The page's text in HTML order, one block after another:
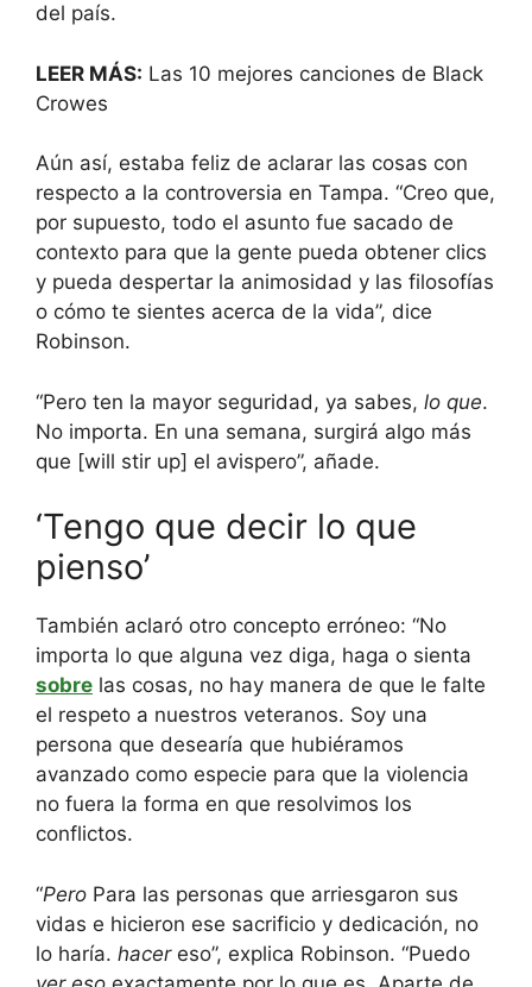
del país.
LEER MÁS: Las 10 mejores canciones de Black
Crowes
Aún así, estaba feliz de aclarar las cosas con
respecto a la controversia en Tampa. “Creo que,
por supuesto, todo el asunto fue sacado de
contexto para que la gente pueda obtener clics
y pueda despertar la animosidad y las filosofías
o cómo te sientes acerca de la vida”, dice
Robinson.
“Pero ten la mayor seguridad, ya sabes, lo que.
No importa. En una semana, surgirá algo más
que [will stir up] el avispero”, añade.
‘Tengo que decir lo que
pienso’
También aclaró otro concepto erróneo: “No
importa lo que alguna vez diga, haga o sienta
sobre las cosas, no hay manera de que le falte
el respeto a nuestros veteranos. Soy una
persona que desearía que hubiéramos
avanzado como especie para que la violencia
no fuera la forma en que resolvimos los
conflictos.
“Pero Para las personas que arriesgaron sus
vidas e hicieron ese sacrificio y dedicación, no
lo haría. hacereso”, explica Robinson. “Puedo